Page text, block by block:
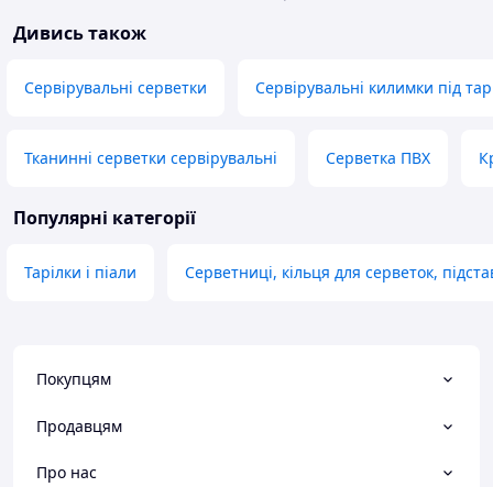
Дивись також
Сервірувальні серветки Сервірувальні килимки під
Тканинні серветки сервірувальні Серветка ПВХ
Популярні категорії
Тарілки і піали Серветниці, кільця для серветок,
Покупцям
Продавцям
Про нас